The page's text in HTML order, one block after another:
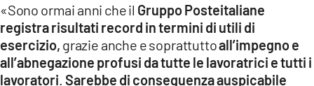
Network
LACPLAY.IT
LACTV.IT
«Sono ormai anni che il Gruppo Posteitaliane
registra risultati record in termini di utili di
esercizio, grazie anche e soprattuttoall’impegno e
all’abnegazione profusi da tutte le lavoratrici e tutti i
lavoratori Sarebbe di conseguenza auspicabile